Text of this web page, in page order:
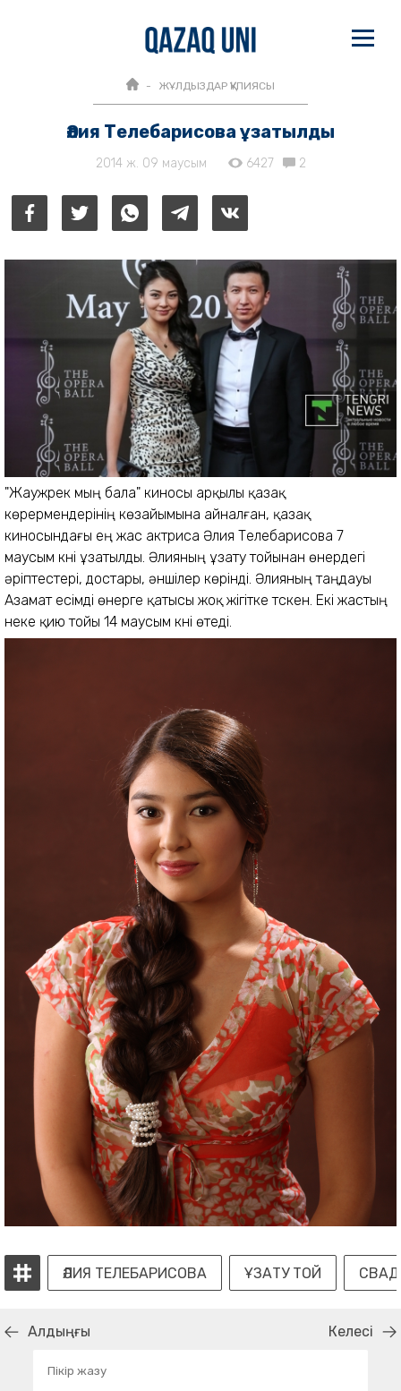
ЖҰЛДЫЗДАР ҚҰПИЯСЫ
Әлия Телебарисова ұзатылды
2014 ж. 09 маусым 6427 2
"Жаужүрек мың бала" киносы арқылы қазақ
көрермендерінің көзайымына айналған, қазақ
киносындағы ең жас актриса Әлия Телебарисова 7
маусым күні ұзатылды. Әлияның ұзату тойынан өнердегі
әріптестері, достары, әншілер көрінді. Әлияның таңдауы
Азамат есімді өнерге қатысы жоқ жігітке түскен. Екі жастың
неке қию тойы 14 маусым күні өтеді.
ӘЛИЯ ТЕЛЕБАРИСОВА ҰЗАТУ ТОЙ
Алдыңғы Келесі